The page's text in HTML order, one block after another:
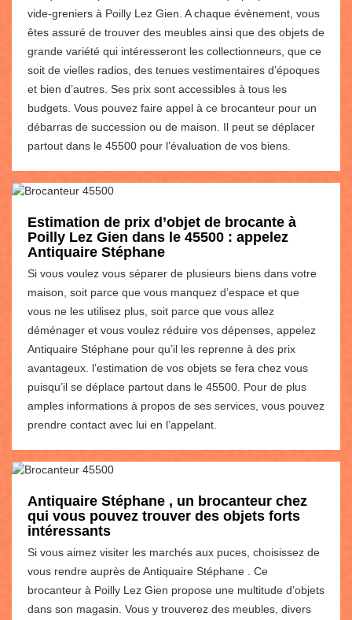
vide-greniers à Poilly Lez Gien. A chaque évènement, vous
êtes assuré de trouver des meubles ainsi que des objets de
grande variété qui intéresseront les collectionneurs, que ce
soit de vielles radios, des tenues vestimentaires d’époques
et bien d’autres. Ses prix sont accessibles à tous les
budgets. Vous pouvez faire appel à ce brocanteur pour un
débarras de succession ou de maison. Il peut se déplacer
partout dans le 45500 pour l’évaluation de vos biens.
Estimation de prix d’objet de brocante à
Poilly Lez Gien dans le 45500 : appelez
Antiquaire Stéphane
Si vous voulez vous séparer de plusieurs biens dans votre
maison, soit parce que vous manquez d’espace et que
vous ne les utilisez plus, soit parce que vous allez
déménager et vous voulez réduire vos dépenses, appelez
Antiquaire Stéphane pour qu’il les reprenne à des prix
avantageux. l’estimation de vos objets se fera chez vous
puisqu’il se déplace partout dans le 45500. Pour de plus
amples informations à propos de ses services, vous pouvez
prendre contact avec lui en l’appelant.
Antiquaire Stéphane , un brocanteur chez
qui vous pouvez trouver des objets forts
intéressants
Si vous aimez visiter les marchés aux puces, choisissez de
vous rendre auprès de Antiquaire Stéphane . Ce
brocanteur à Poilly Lez Gien propose une multitude d’objets
dans son magasin. Vous y trouverez des meubles, divers